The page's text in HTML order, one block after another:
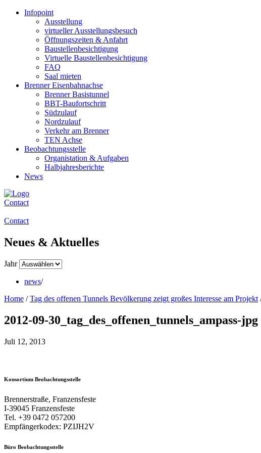
Infopoint
Ausstellung
virtueller Ausstellungsbesuch
Öffnungszeiten & Anfahrt
Baustellenbesichtigung
Virtuelle Baustellenbesichtigung
FAQ
Saal mieten
Brenner Eisenbahnachse
Brenner Basistunnel
BBT-Baufortschritt
Südzulauf
Nordzulauf
Verkehr am Brenner
TEN Achse
Beobachtungsstelle
Organistation & Aufgaben
Halbjahresberichte
News
Contact
Contact
Neues & Aktuelles
Jahr
news/
Home /Tag des offenen Tunnels Bevölkerung zeigt großes Interesse am Projekt
2012-09-30_tag_des_offenen_tunnels_ampass-jpg
Juli 12, 2013
Konsortium Beobachtungsstelle
Brennerstraße, Franzensfeste
I-39045 Franzensfeste
Tel. +39 0472 057200
Empfängerkodex: PZIJH2V
Büro Beobachtungsstelle